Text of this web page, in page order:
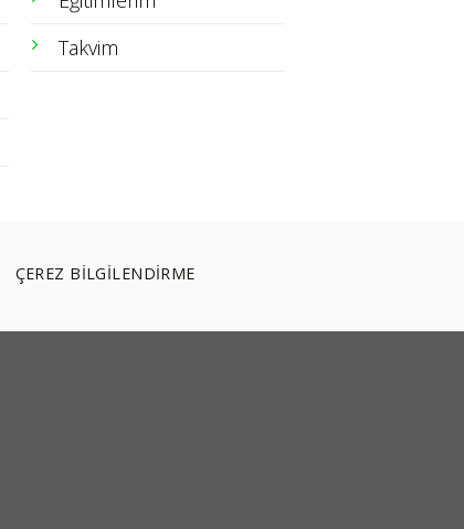
Takvim
ÇEREZ BİLGİLENDİRME